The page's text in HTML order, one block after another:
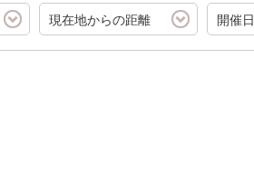
現在地からの距離 開催日